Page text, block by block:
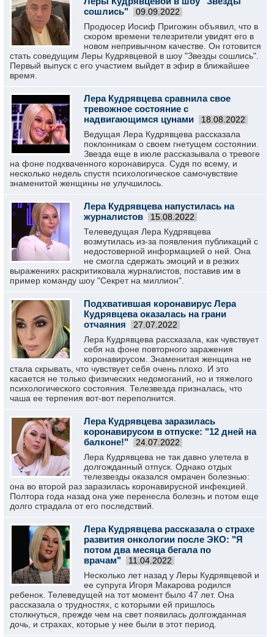
сошлись"
09.09.2022
Продюсер Иосиф Пригожин объявил, что в
скором времени телезрители увидят его в
новом непривычном качестве. Он готовится
стать соведущим Леры Кудрявцевой в шоу "Звезды сошлись".
Первый выпуск с его участием выйдет в эфир в ближайшее
время.
Лера Кудрявцева сравнила свое
тревожное состояние с
надвигающимся цунами
18.08.2022
Ведущая Лера Кудрявцева рассказала
поклонникам о своем гнетущем состоянии.
Звезда еще в июле рассказывала о тревоге
на фоне подхваченного коронавируса. Судя по всему, и
несколько недель спустя психологическое самочувствие
знаменитой женщины не улучшилось.
Лера Кудрявцева напустилась на
журналистов
15.08.2022
Телеведущая Лера Кудрявцева
возмутилась из-за появления публикаций с
недостоверной информацией о ней. Она
не смогла сдержать эмоций и в резких
выражениях раскритиковала журналистов, поставив им в
пример команду шоу "Секрет на миллион".
Подхватившая коронавирус Лера
Кудрявцева оказалась на грани
отчаяния
27.07.2022
Лера Кудрявцева рассказала, как чувствует
себя на фоне повторного заражения
коронавирусом. Знаменитая женщина не
стала скрывать, что чувствует себя очень плохо. И это
касается не только физических недомоганий, но и тяжелого
психологического состояния. Телезвезда призналась, что
чаша ее терпения вот-вот переполнится.
Лера Кудрявцева заразилась
коронавирусом в отпуске: "12 дней на
балконе!"
24.07.2022
Лера Кудрявцева не так давно улетела в
долгожданный отпуск. Однако отдых
телезвезды оказался омрачен болезнью:
она во второй раз заразилась коронавирусной инфекцией.
Полтора года назад она уже перенесла болезнь и потом еще
долго страдала от его последствий.
Лера Кудрявцева рассказала о страхе
развития онкологии после ЭКО: "Я
потом два месяца бегала по
врачам"
11.04.2022
Несколько лет назад у Леры Кудрявцевой и
ее супруга Игоря Макарова родился
ребенок. Телеведущей на тот момент было 47 лет. Она
рассказала о трудностях, с которыми ей пришлось
столкнуться, прежде чем на свет появилась долгожданная
дочь, и страхах, которые у нее были в этот период.